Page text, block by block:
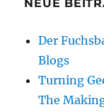
NEUE
Der
Blogs
Turning
The